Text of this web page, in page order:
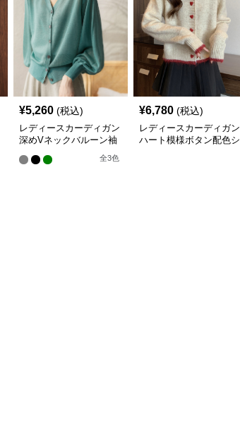
¥5,260 (税込)
レディースカーディガン
深めVネックバルーン袖
全3色
¥6,780 (税込)
レディースカーディガン
ハート模様ボタン配色シ